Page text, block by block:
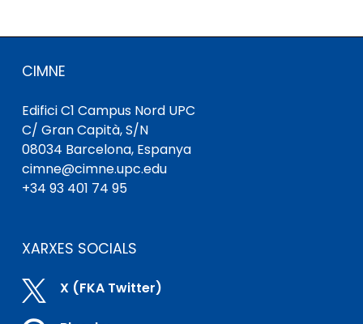
CIMNE
Edifici C1 Campus Nord UPC
C/ Gran Capità, S/N
08034 Barcelona, ​​Espanya
cimne@cimne.upc.edu
+34 93 401 74 95
XARXES SOCIALS
 X (FKA Twitter)